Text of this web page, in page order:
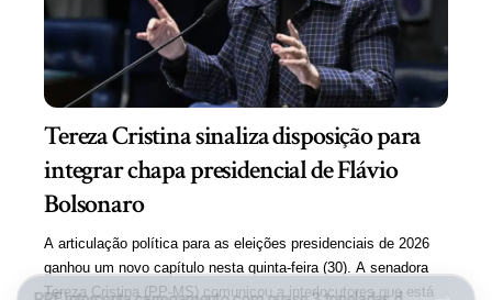
Tereza Cristina sinaliza disposição para
integrar chapa presidencial de Flávio
Bolsonaro
A articulação política para as eleições presidenciais de 2026
ganhou um novo capítulo nesta quinta-feira (30). A senadora
Tereza Cristina (PP-MS) comunicou a interlocutores que está